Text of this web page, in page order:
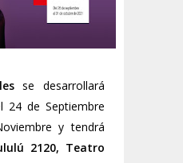
se desarrollará
24 de Septiembre
y tendrá
2120, Teatro